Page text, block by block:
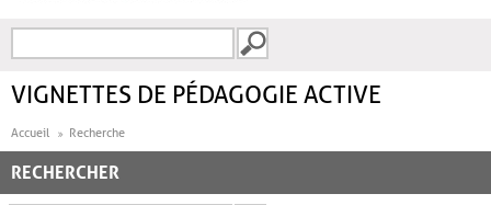
FORMULAIRE DE
VIGNETTES DE PÉDAGOGIE ACTIVE
Accueil Recherche
RECHERCHER